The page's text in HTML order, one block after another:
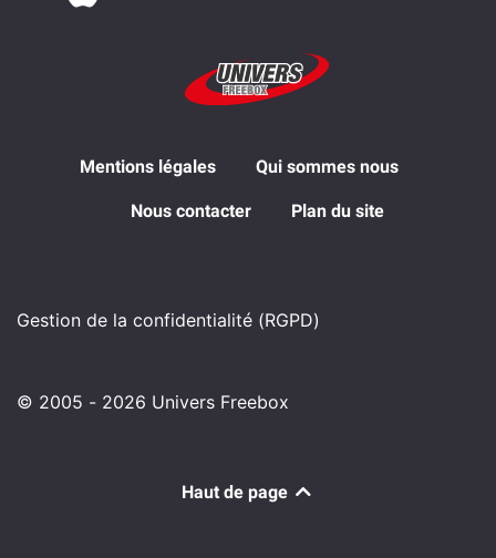
Mentions légales Qui sommes nous
Nous contacter Plan du site
Gestion de la confidentialité (RGPD)
© 2005 - 2026 Univers Freebox
Haut de page